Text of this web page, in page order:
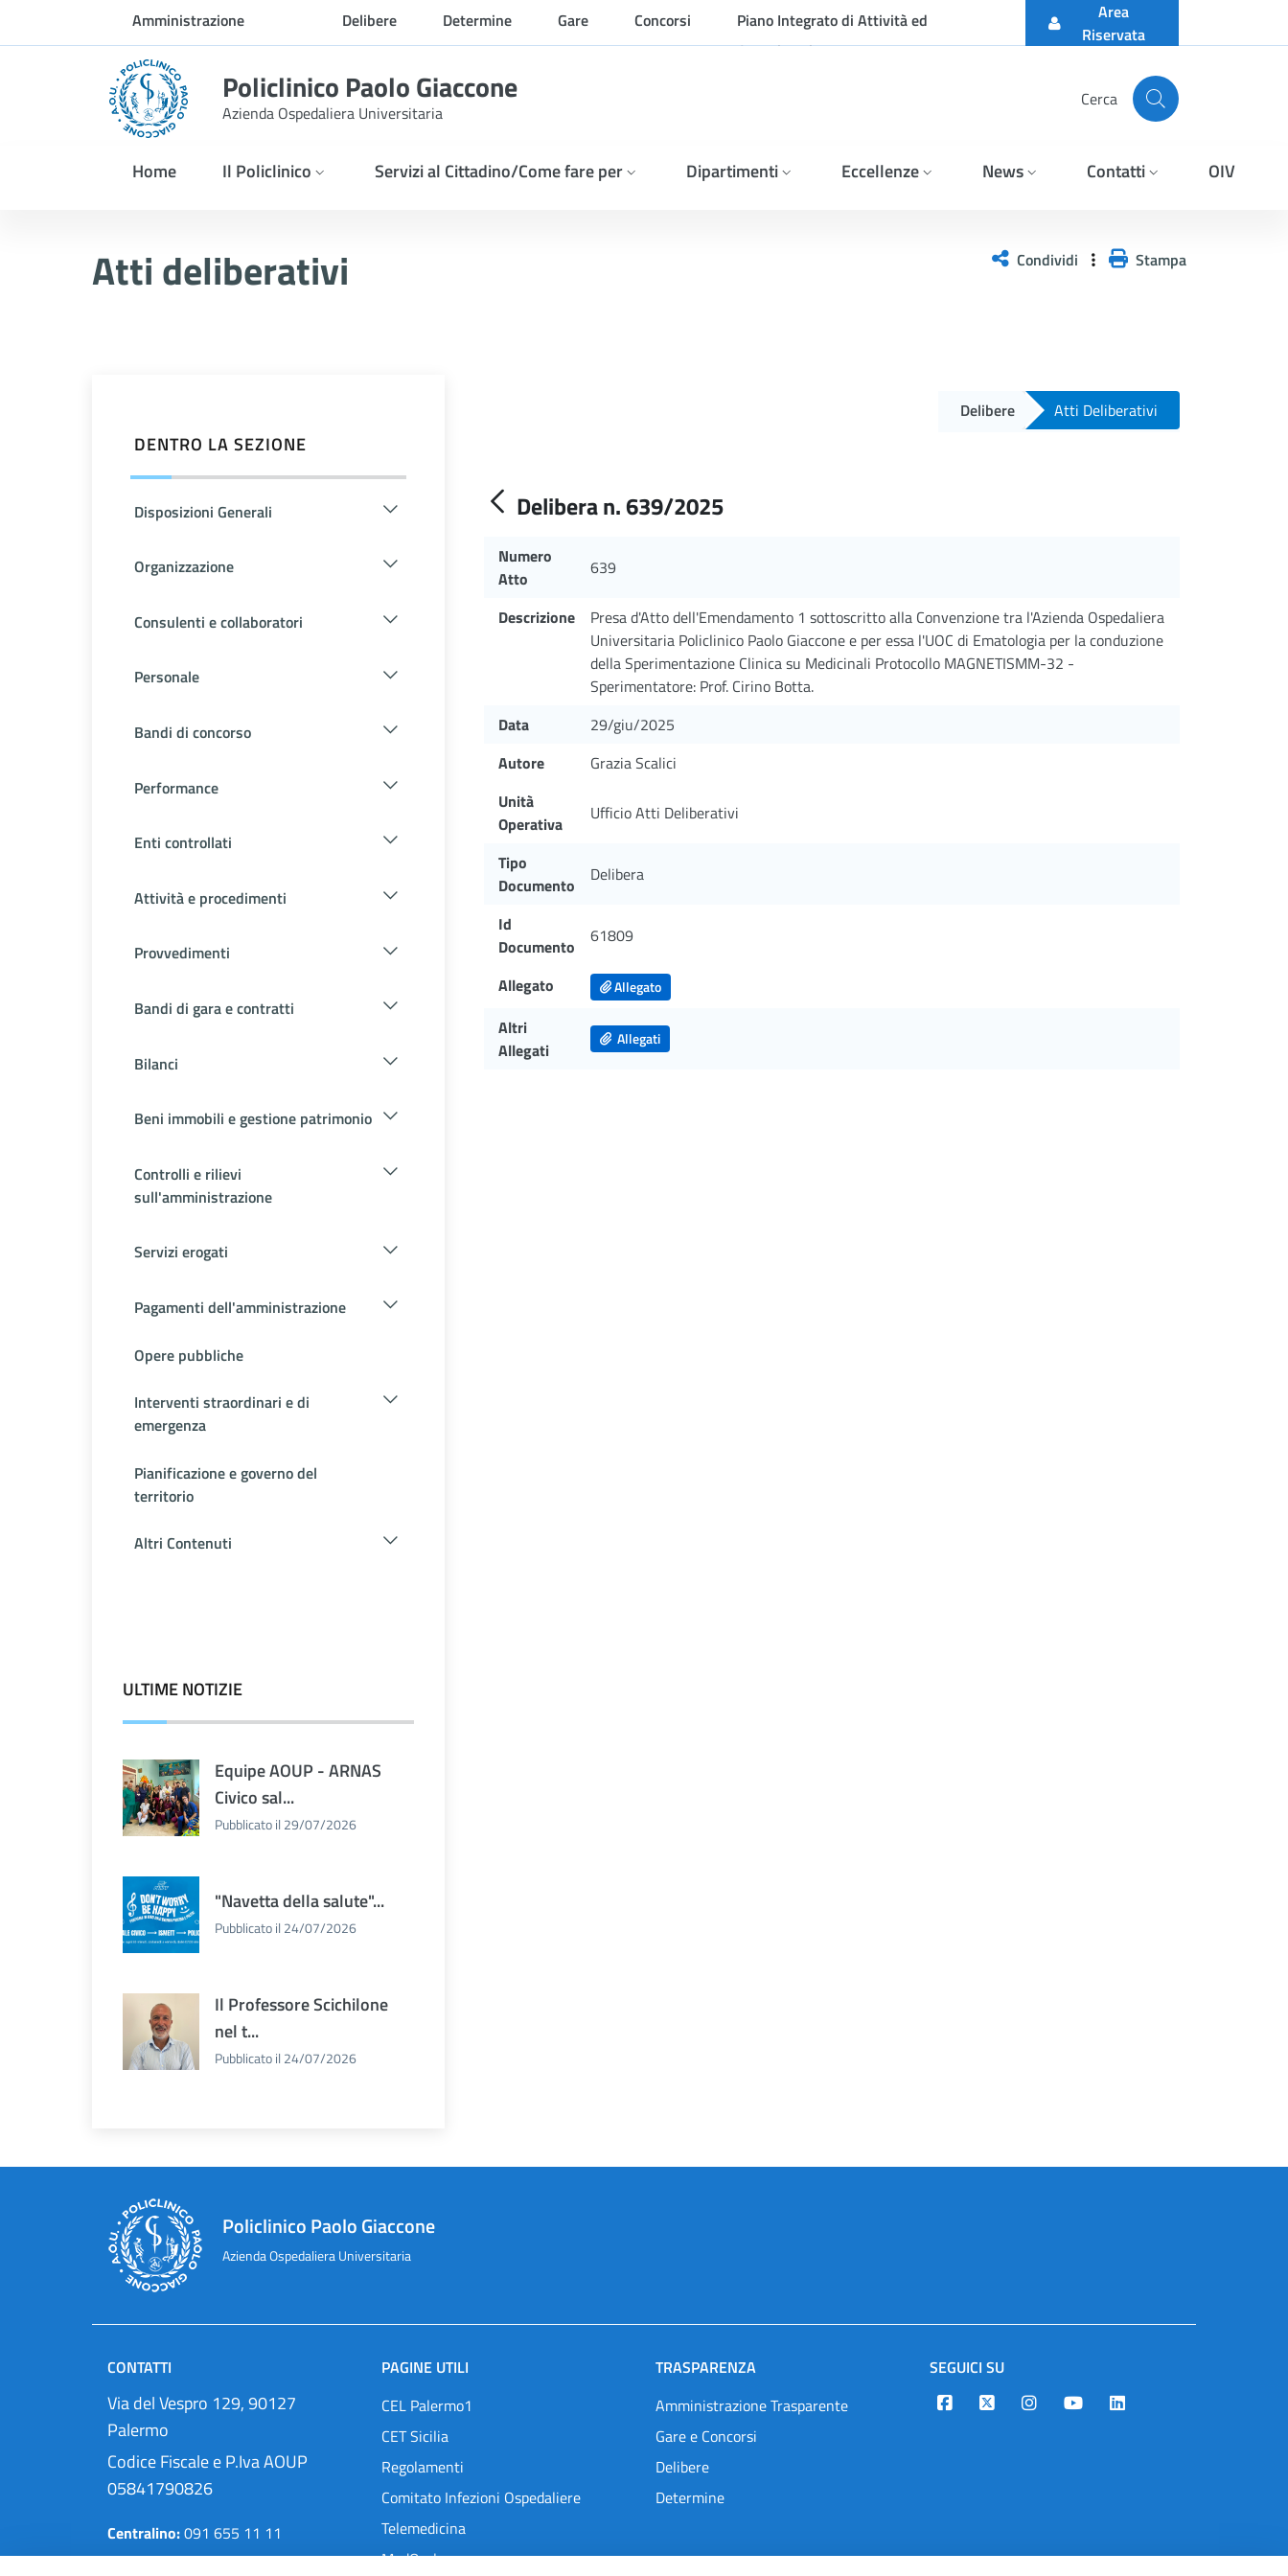
Skip to Main ContentAmministrazione
trasparente
Delibere Determine Gare Concorsi
Piano Integrato di Attività ed
Organizzazione
Area
Riservata
Policlinico Paolo Giaccone
Azienda Ospedaliera Universitaria
Cerca
Home Il Policlinico Servizi al Cittadino/Come fare per Dipartimenti Eccellenze News Contatti OIV
Atti deliberativi Condividi Stampa
DENTRO LA SEZIONE
Disposizioni Generali
Organizzazione
Consulenti e collaboratori
Personale
Bandi di concorso
Performance
Enti controllati
Attività e procedimenti
Provvedimenti
Bandi di gara e contratti
Bilanci
Beni immobili e gestione patrimonio
Controlli e rilievi
sull'amministrazione
Servizi erogati
Pagamenti dell'amministrazione
Opere pubbliche
Interventi straordinari e di
emergenza
Pianificazione e governo del
territorio
Altri Contenuti
ULTIME NOTIZIE
Equipe AOUP - ARNAS
Civico sal...
Pubblicato il 29/07/2026
"Navetta della salute"...
Pubblicato il 24/07/2026
Il Professore Scichilone
nel t...
Pubblicato il 24/07/2026
Delibere Atti Deliberativi
Delibera n. 639/2025
Numero
Atto
639
Descrizione
Presa d'Atto dell'Emendamento 1 sottoscritto alla Convenzione tra l'Azienda Ospedaliera
Universitaria Policlinico Paolo Giaccone e per essa l'UOC di Ematologia per la conduzione
della Sperimentazione Clinica su Medicinali Protocollo MAGNETISMM-32 -
Sperimentatore: Prof. Cirino Botta.
Data
29/giu/2025
Autore
Grazia Scalici
Unità
Operativa
Ufficio Atti Deliberativi
Tipo
Documento
Delibera
Id
Documento
61809
Allegato Allegato
Altri
Allegati
Allegati
Policlinico Paolo Giaccone
Azienda Ospedaliera Universitaria
CONTATTI
Via del Vespro 129, 90127
Palermo
Codice Fiscale e P.Iva AOUP
05841790826
Centralino:091 655 11 11
Pec:protocollo@cert.policlinico.pa.it
PAGINE UTILI
CEL Palermo1
CET Sicilia
Regolamenti
Comitato Infezioni Ospedaliere
Telemedicina
MedOral
TRASPARENZA
Amministrazione Trasparente
Gare e Concorsi
Delibere
Determine
SEGUICI SU
Designers Italia
TwitterInstagramYoutubeLinkedin